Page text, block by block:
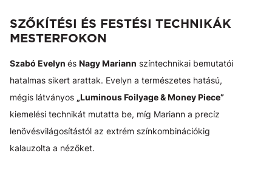
SZŐKÍTÉSI ÉS FESTÉSI TECHNIKÁK
MESTERFOKON
Szabó Evelyn és Nagy Mariann színtechnikai bemutatói
hatalmas sikert arattak. Evelyn a természetes hatású,
mégis látványos „Luminous Foilyage & Money Piece”
kiemelési technikát mutatta be, míg Mariann a precíz
lenövésvilágosítástól az extrém színkombinációkig
kalauzolta a nézőket.